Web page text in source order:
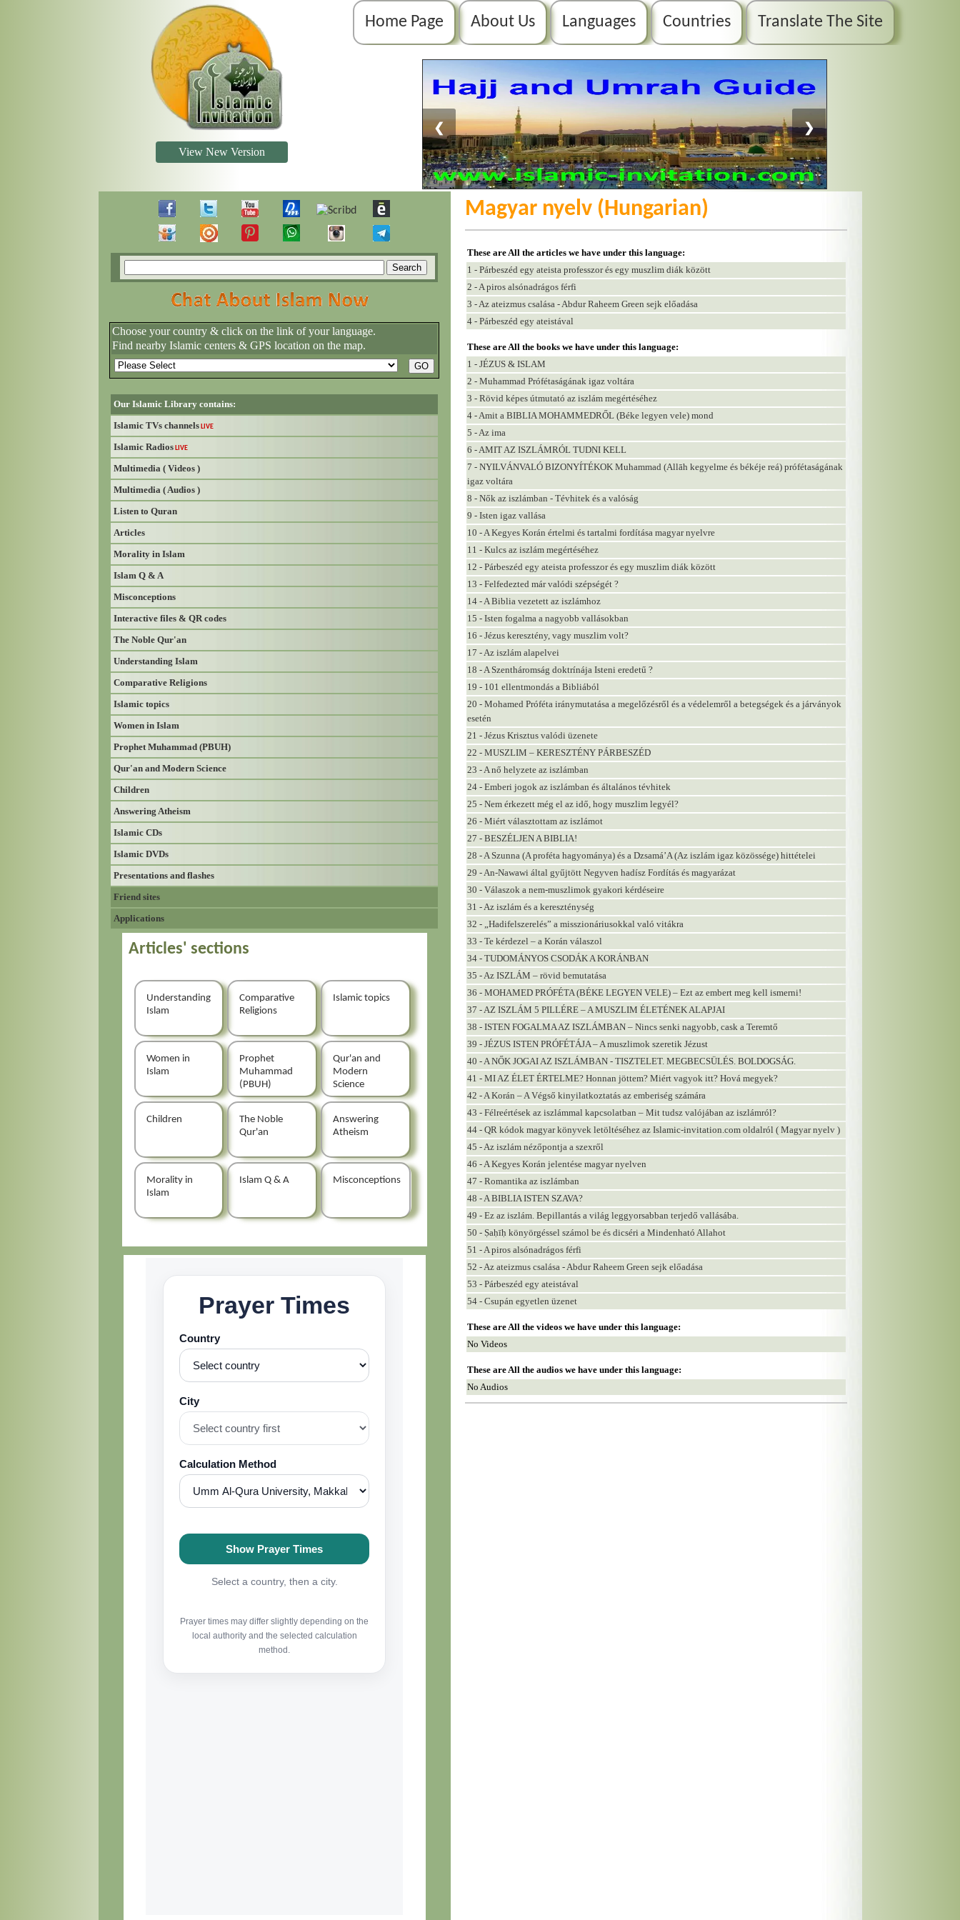
Home Page About Us Languages Countries Translate The Site
❮ ❯
View New Version
Choose your country & click on the link of your language.
Find nearby Islamic centers & GPS location on the map.
Our Islamic Library contains:
Islamic TVs channels LIVE
Islamic Radios LIVE
Multimedia ( Videos )
Multimedia ( Audios )
Listen to Quran
Articles
Morality in Islam
Islam Q & A
Misconceptions
Interactive files & QR codes
The Noble Qur'an
Understanding Islam
Comparative Religions
Islamic topics
Women in Islam
Prophet Muhammad (PBUH)
Qur'an and Modern Science
Children
Answering Atheism
Islamic CDs
Islamic DVDs
Presentations and flashes
Friend sites
Applications
Articles' sections
Understanding
Islam
Comparative
Religions
Islamic topics
Women in
Islam
Prophet
Muhammad
(PBUH)
Qur'an and
Modern
Science
Children
The Noble
Qur'an
Answering
Atheism
Morality in
Islam
Islam Q & A Misconceptions
Magyar nyelv (Hungarian)
These are All the articles we have under this language:
1 - Párbeszéd egy ateista professzor és egy muszlim diák között
2 - A piros alsónadrágos férfi
3 - Az ateizmus csalása - Abdur Raheem Green sejk előadása
4 - Párbeszéd egy ateistával
These are All the books we have under this language:
1 - JÉZUS & ISLAM
2 - Muhammad Prófétaságának igaz voltára
3 - Rövid képes útmutató az iszlám megértéséhez
4 - Amit a BIBLIA MOHAMMEDRŐL (Béke legyen vele) mond
5 - Az ima
6 - AMIT AZ ISZLÁMRÓL TUDNI KELL
7 - NYILVÁNVALÓ BIZONYÍTÉKOK Muhammad (Allāh kegyelme és békéje reá) prófétaságának
igaz voltára
8 - Nők az iszlámban - Tévhitek és a valóság
9 - Isten igaz vallása
10 - A Kegyes Korán értelmi és tartalmi fordítása magyar nyelvre
11 - Kulcs az iszlám megértéséhez
12 - Párbeszéd egy ateista professzor és egy muszlim diák között
13 - Felfedezted már valódi szépségét ?
14 - A Biblia vezetett az iszlámhoz
15 - Isten fogalma a nagyobb vallásokban
16 - Jézus keresztény, vagy muszlim volt?
17 - Az iszlám alapelvei
18 - A Szentháromság doktrínája Isteni eredetű ?
19 - 101 ellentmondás a Bibliából
20 - Mohamed Próféta iránymutatása a megelőzésről és a védelemről a betegségek és a járványok
esetén
21 - Jézus Krisztus valódi üzenete
22 - MUSZLIM – KERESZTÉNY PÁRBESZÉD
23 - A nő helyzete az iszlámban
24 - Emberi jogok az iszlámban és általános tévhitek
25 - Nem érkezett még el az idő, hogy muszlim legyél?
26 - Miért választottam az iszlámot
27 - BESZÉLJEN A BIBLIA!
28 - A Szunna (A proféta hagyománya) és a Dzsamá’A (Az iszlám igaz közössége) hittételei
29 - An-Nawawi által gyűjtött Negyven hadísz Fordítás és magyarázat
30 - Válaszok a nem-muszlimok gyakori kérdéseire
31 - Az iszlám és a kereszténység
32 - „Hadifelszerelés” a misszionáriusokkal való vitákra
33 - Te kérdezel – a Korán válaszol
34 - TUDOMÁNYOS CSODÁK A KORÁNBAN
35 - Az ISZLÁM – rövid bemutatása
36 - MOHAMED PRÓFÉTA (BÉKE LEGYEN VELE) – Ezt az embert meg kell ismerni!
37 - AZ ISZLÁM 5 PILLÉRE – A MUSZLIM ÉLETÉNEK ALAPJAI
38 - ISTEN FOGALMA AZ ISZLÁMBAN – Nincs senki nagyobb, cask a Teremtő
39 - JÉZUS ISTEN PRÓFÉTÁJA – A muszlimok szeretik Jézust
40 - A NŐK JOGAI AZ ISZLÁMBAN - TISZTELET. MEGBECSÜLÉS. BOLDOGSÁG.
41 - MI AZ ÉLET ÉRTELME? Honnan jöttem? Miért vagyok itt? Hová megyek?
42 - A Korán – A Végső kinyilatkoztatás az emberiség számára
43 - Félreértések az iszlámmal kapcsolatban – Mit tudsz valójában az iszlámról?
44 - QR kódok magyar könyvek letöltéséhez az Islamic-invitation.com oldalról ( Magyar nyelv )
45 - Az iszlám nézőpontja a szexről
46 - A Kegyes Korán jelentése magyar nyelven
47 - Romantika az iszlámban
48 - A BIBLIA ISTEN SZAVA?
49 - Ez az iszlám. Bepillantás a világ leggyorsabban terjedő vallásába.
50 - Ṣaḥīḥ könyörgéssel számol be és dicséri a Mindenható Allahot
51 - A piros alsónadrágos férfi
52 - Az ateizmus csalása - Abdur Raheem Green sejk előadása
53 - Párbeszéd egy ateistával
54 - Csupán egyetlen üzenet
These are All the videos we have under this language:
No Videos
These are All the audios we have under this language:
No Audios